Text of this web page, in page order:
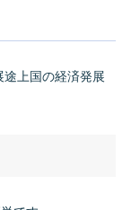
上国の経済発展